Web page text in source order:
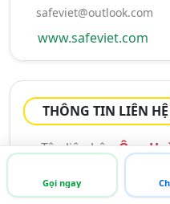
safeviet@outlook.com
www.safeviet.com
THÔNG TIN LIÊN HỆ
Tên liên hệ:
Ông
Di động: 0903 254
Gọi ngay